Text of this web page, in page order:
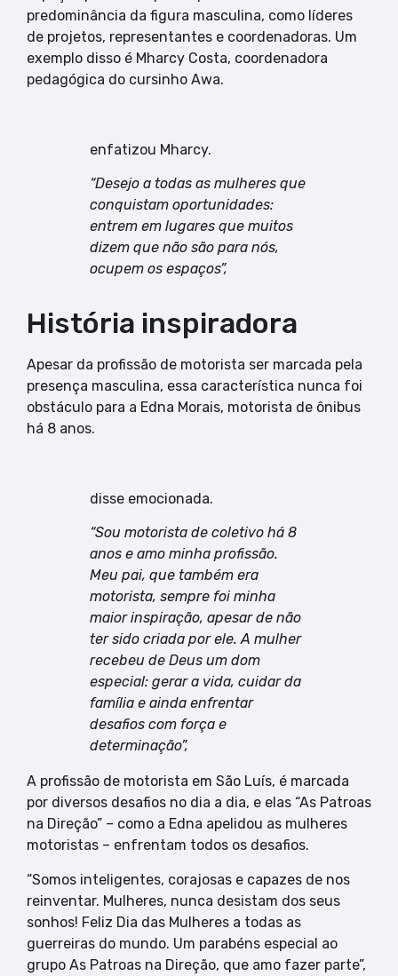
predominância da figura masculina, como líderes
de projetos, representantes e coordenadoras. Um
exemplo disso é Mharcy Costa, coordenadora
pedagógica do cursinho Awa.
enfatizou Mharcy.
“Desejo a todas as mulheres que
conquistam oportunidades:
entrem em lugares que muitos
dizem que não são para nós,
ocupem os espaços”,
História inspiradora
Apesar da profissão de motorista ser marcada pela
presença masculina, essa característica nunca foi
obstáculo para a Edna Morais, motorista de ônibus
há 8 anos.
disse emocionada.
“Sou motorista de coletivo há 8
anos e amo minha profissão.
Meu pai, que também era
motorista, sempre foi minha
maior inspiração, apesar de não
ter sido criada por ele. A mulher
recebeu de Deus um dom
especial: gerar a vida, cuidar da
família e ainda enfrentar
desafios com força e
determinação”,
A profissão de motorista em São Luís, é marcada
por diversos desafios no dia a dia, e elas “As Patroas
na Direção” – como a Edna apelidou as mulheres
motoristas – enfrentam todos os desafios.
“Somos inteligentes, corajosas e capazes de nos
reinventar. Mulheres, nunca desistam dos seus
sonhos! Feliz Dia das Mulheres a todas as
guerreiras do mundo. Um parabéns especial ao
grupo As Patroas na Direção, que amo fazer parte”,